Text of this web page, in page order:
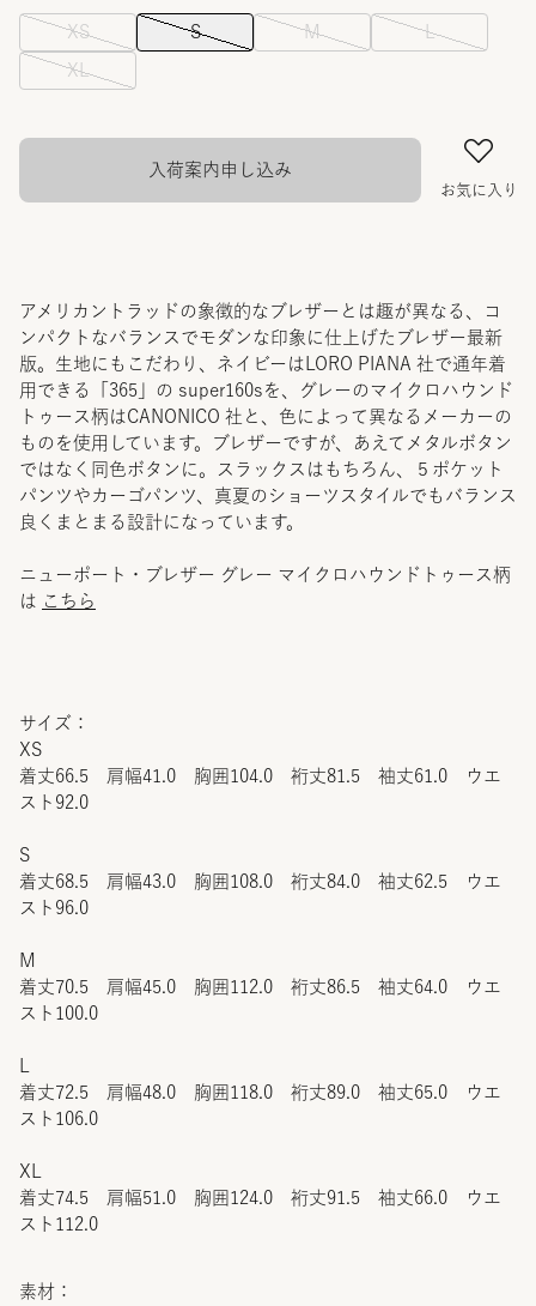
XS S M L
XL
お気に入り
入荷案内申し込み
アメリカントラッドの象徴的なブレザーとは趣が異なる、コ
ンパクトなバランスでモダンな印象に仕上げたブレザー最新
版。生地にもこだわり、ネイビーはLORO PIANA 社で通年着
用できる「365」の super160sを、グレーのマイクロハウンド
トゥース柄はCANONICO 社と、色によって異なるメーカーの
ものを使用しています。ブレザーですが、あえてメタルボタン
ではなく同色ボタンに。スラックスはもちろん、５ポケット
パンツやカーゴパンツ、真夏のショーツスタイルでもバランス
良くまとまる設計になっています。
ニューポート・ブレザー グレー マイクロハウンドトゥース柄
は こちら
サイズ：
XS
着丈66.5 肩幅41.0 胸囲104.0 裄丈81.5 袖丈61.0 ウエ
スト92.0
S
着丈68.5 肩幅43.0 胸囲108.0 裄丈84.0 袖丈62.5 ウエ
スト96.0
M
着丈70.5 肩幅45.0 胸囲112.0 裄丈86.5 袖丈64.0 ウエ
スト100.0
着丈72.5 肩幅48.0 胸囲118.0 裄丈89.0 袖丈65.0 ウエ
スト106.0
XL
着丈74.5 肩幅51.0 胸囲124.0 裄丈91.5 袖丈66.0 ウエ
スト112.0
素材：